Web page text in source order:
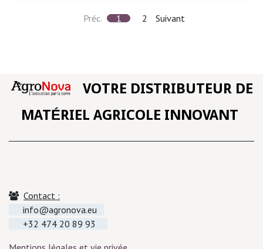
Préc. 1 2 Suivant
VOTRE DISTRIBUTEUR DE
MATÉRIEL AGRICOLE INNOVANT
Contact :
info@agronova.eu
+32 474 20 89 93